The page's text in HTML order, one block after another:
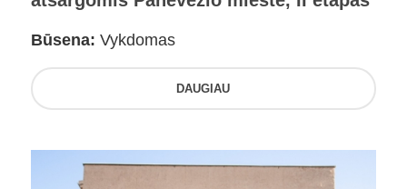
Būsena: Vykdomas
DAUGIAU